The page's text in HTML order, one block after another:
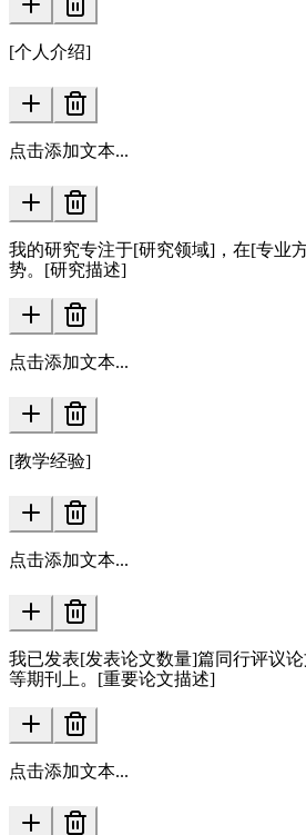
[个人介绍]
点击添加文本...
我的研究专注于[研究领域]，在[专业
势。[研究描述]
点击添加文本...
[教学经验]
点击添加文本...
我已发表[发表论文数量]篇同行评议
等期刊上。[重要论文描述]
点击添加文本...